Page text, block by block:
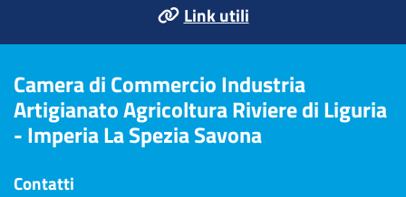
Link utili
Camera di Commercio Industria
Artigianato Agricoltura Riviere di Liguria
- Imperia La Spezia Savona
Contatti